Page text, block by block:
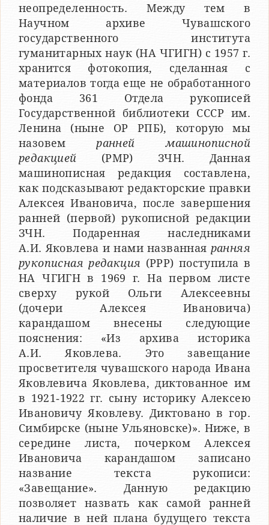
неопределенность. Между тем в
Научном архиве Чувашского
государственного института
гуманитарных наук (НА ЧГИГН) с 1957 г.
хранится фотокопия, сделанная с
материалов тогда еще не обработанного
фонда 361 Отдела рукописей
Государственной библиотеки СССР им.
Ленина (ныне ОР РПБ), которую мы
назовем ранней машинописной
редакцией (РМР) ЗЧН. Данная
машинописная редакция составлена,
как подсказывают редакторские правки
Алексея Ивановича, после завершения
ранней (первой) рукописной редакции
ЗЧН. Подаренная наследниками
А.И. Яковлева и нами названная ранняя
рукописная редакция (РРР) поступила в
НА ЧГИГН в 1969 г. На первом листе
сверху рукой Ольги Алексеевны
(дочери Алексея Ивановича)
карандашом внесены следующие
пояснения: «Из архива историка
А.И. Яковлева. Это завещание
просветителя чувашского народа Ивана
Яковлевича Яковлева, диктованное им
в 1921‑1922 гг. сыну историку Алексею
Ивановичу Яковлеву. Диктовано в гор.
Симбирске (ныне Ульяновске)». Ниже, в
середине листа, почерком Алексея
Ивановича карандашом записано
название текста рукописи:
«Завещание». Данную редакцию
позволяет назвать как самой ранней
наличие в ней плана будущего текста